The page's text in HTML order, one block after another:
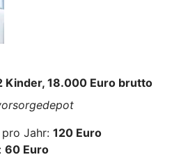
Kinder, 18.000 Euro brutto
Jahr: 120 Euro
60 Euro